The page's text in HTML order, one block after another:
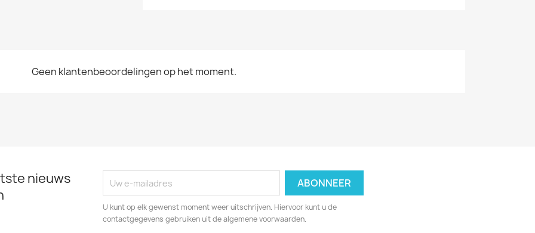
Geen klantenbeoordelingen op het moment.
nieuws
U kunt op elk gewenst moment weer uitschrijven. Hiervoor kunt u de
contactgegevens gebruiken uit de algemene voorwaarden.